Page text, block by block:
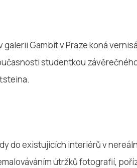
galerii Gambit v Praze koná
studentkou
do existujících interiérů v
útržků fotografií,